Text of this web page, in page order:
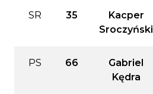
SR 35
Kacper
Sroczyński
PS 66
Gabriel
Kędra